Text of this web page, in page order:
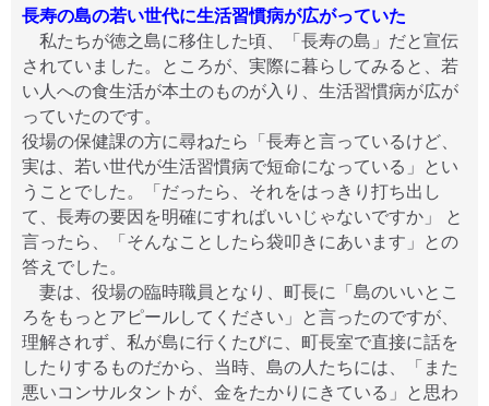
長寿の島の若い世代に生活習慣病が広がっていた
私たちが徳之島に移住した頃、「長寿の島」だと宣伝
されていました。ところが、実際に暮らしてみると、若
い人への食生活が本土のものが入り、生活習慣病が広が
っていたのです。
役場の保健課の方に尋ねたら「長寿と言っているけど、
実は、若い世代が生活習慣病で短命になっている」とい
うことでした。「だったら、それをはっきり打ち出し
て、長寿の要因を明確にすればいいじゃないですか」 と
言ったら、「そんなことしたら袋叩きにあいます」との
答えでした。
妻は、役場の臨時職員となり、町長に「島のいいとこ
ろをもっとアピールしてください」と言ったのですが、
理解されず、私が島に行くたびに、町長室で直接に話を
したりするものだから、当時、島の人たちには、「また
悪いコンサルタントが、金をたかりにきている」と思わ